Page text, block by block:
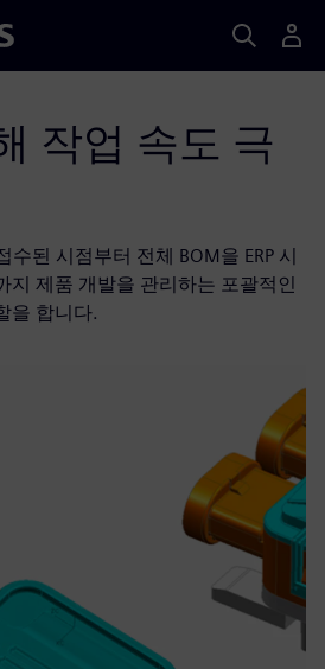
작업 속도 극
수된 시점부터 전체 BOM을 ERP 시
지 제품 개발을 관리하는 포괄적인
을 합니다.